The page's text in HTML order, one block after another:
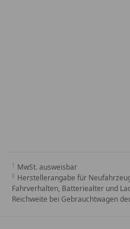
MwSt. ausweisbar
Herstellerangabe für
Fahrverhalten, Batteriealter und
Reichweite bei Gebrauchtwagen